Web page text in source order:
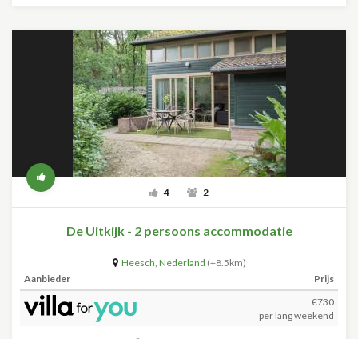
4 2
De Uitkijk - 2 persoons accommodatie
Heesch, Nederland (+8.5km)
Aanbieder
Prijs
€730
per lang weekend